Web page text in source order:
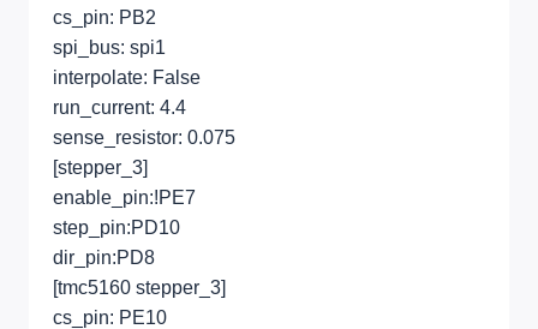
cs_pin: PB2
spi_bus: spi1
interpolate: False
run_current: 4.4
sense_resistor: 0.075
[stepper_3]
enable_pin:!PE7
step_pin:PD10
dir_pin:PD8
[tmc5160 stepper_3]
cs_pin: PE10